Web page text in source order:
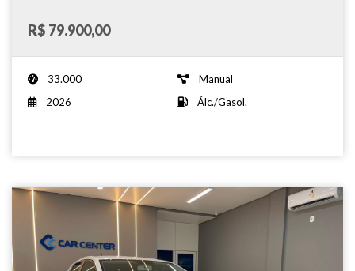
R$ 79.900,00
33.000
Manual
2026
Álc./Gasol.